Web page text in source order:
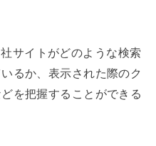
サイトがどのような検索
るか、表示された際のク
を把握することができる